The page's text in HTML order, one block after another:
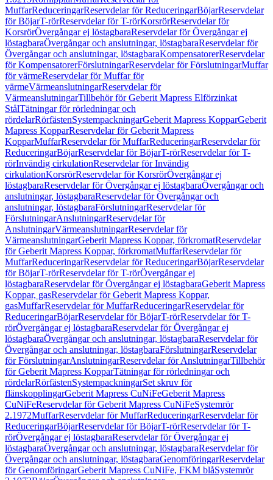
MuffarReduceringarReservdelar för ReduceringarBöjarReservdelar
för BöjarT-rörReservdelar för T-rörKorsrörReservdelar för
KorsrörÖvergångar ej löstagbaraReservdelar för Övergångar ej
löstagbaraÖvergångar och anslutningar, löstagbaraReservdelar för
Övergångar och anslutningar, löstagbaraKompensatorerReservdelar
för KompensatorerFörslutningarReservdelar för FörslutningarMuffar
för värmeReservdelar för Muffar för
värmeVärmeanslutningarReservdelar för
VärmeanslutningarTillbehör för Geberit Mapress Elförzinkat
StålTätningar för rörledningar och
rördelarRörfästenSystempackningarGeberit Mapress KopparGeberit
Mapress KopparReservdelar för Geberit Mapress
KopparMuffarReservdelar för MuffarReduceringarReservdelar för
ReduceringarBöjarReservdelar för BöjarT-rörReservdelar för T-
rörInvändig cirkulationReservdelar för Invändig
cirkulationKorsrörReservdelar för KorsrörÖvergångar ej
löstagbaraReservdelar för Övergångar ej löstagbaraÖvergångar och
anslutningar, löstagbaraReservdelar för Övergångar och
anslutningar, löstagbaraFörslutningarReservdelar för
FörslutningarAnslutningarReservdelar för
AnslutningarVärmeanslutningarReservdelar för
VärmeanslutningarGeberit Mapress Koppar, förkromatReservdelar
för Geberit Mapress Koppar, förkromatMuffarReservdelar för
MuffarReduceringarReservdelar för ReduceringarBöjarReservdelar
för BöjarT-rörReservdelar för T-rörÖvergångar ej
löstagbaraReservdelar för Övergångar ej löstagbaraGeberit Mapress
Koppar, gasReservdelar för Geberit Mapress Koppar,
gasMuffarReservdelar för MuffarReduceringarReservdelar för
ReduceringarBöjarReservdelar för BöjarT-rörReservdelar för T-
rörÖvergångar ej löstagbaraReservdelar för Övergångar ej
löstagbaraÖvergångar och anslutningar, löstagbaraReservdelar för
Övergångar och anslutningar, löstagbaraFörslutningarReservdelar
för FörslutningarAnslutningarReservdelar för AnslutningarTillbehör
för Geberit Mapress KopparTätningar för rörledningar och
rördelarRörfästenSystempackningarSet skruv för
flänskopplingarGeberit Mapress CuNiFeGeberit Mapress
CuNiFeReservdelar för Geberit Mapress CuNiFeSystemrör
2.1972MuffarReservdelar för MuffarReduceringarReservdelar för
ReduceringarBöjarReservdelar för BöjarT-rörReservdelar för T-
rörÖvergångar ej löstagbaraReservdelar för Övergångar ej
löstagbaraÖvergångar och anslutningar, löstagbaraReservdelar för
Övergångar och anslutningar, löstagbaraGenomföringarReservdelar
för GenomföringarGeberit Mapress CuNiFe, FKM blåSystemrör